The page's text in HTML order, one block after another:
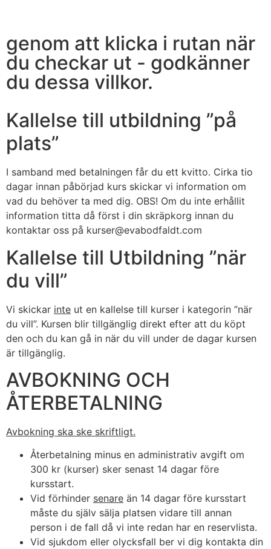
genom att klicka i rutan när
du checkar ut - godkänner
du dessa villkor.
Kallelse till utbildning ”på
plats”
I samband med betalningen får du ett kvitto. Cirka tio
dagar innan påbörjad kurs skickar vi information om
vad du behöver ta med dig. OBS! Om du inte erhållit
information titta då först i din skräpkorg innan du
kontaktar oss på kurser@evabodfaldt.com
Kallelse till Utbildning ”när
du vill”
Vi skickar inte ut en kallelse till kurser i kategorin ”när
du vill”. Kursen blir tillgänglig direkt efter att du köpt
den och du kan gå in när du vill under de dagar kursen
är tillgänglig.
AVBOKNING OCH
ÅTERBETALNING
Avbokning ska ske skriftligt.
Återbetalning minus en administrativ avgift om
300 kr (kurser) sker senast 14 dagar före
kursstart.
Vid förhinder senare än 14 dagar före kursstart
måste du själv sälja platsen vidare till annan
person i de fall då vi inte redan har en reservlista.
Vid sjukdom eller olycksfall ber vi dig kontakta din